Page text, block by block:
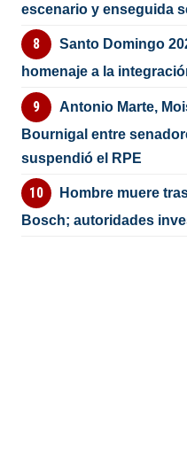
escenario y enseguida
Santo Domingo
homenaje a la
Antonio Marte,
Bournigal entre
suspendió el RPE
Hombre muere
Bosch; autoridades